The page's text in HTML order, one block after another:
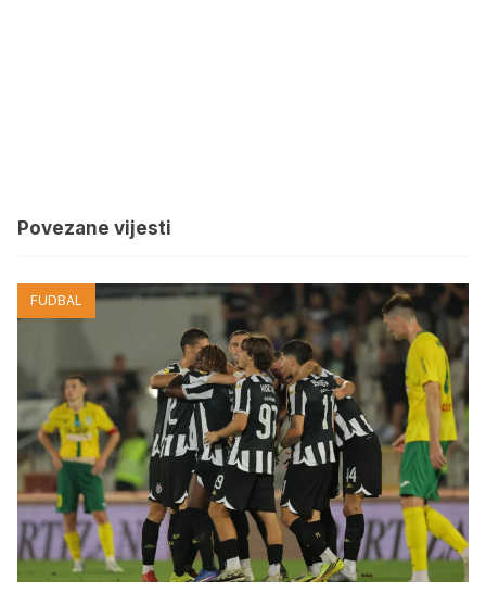
Povezane vijesti
FUDBAL